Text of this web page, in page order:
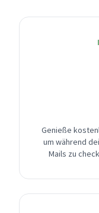
Genieße
um während
Mails zu